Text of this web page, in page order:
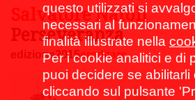
Salvatore Natoli
Perseveranza
edizione2015ereditare
questo utilizzati si
necessari al
finalità illustrate nella
Per i cookie analitici e di
puoi decidere se abilitarli
cliccando sul pulsante